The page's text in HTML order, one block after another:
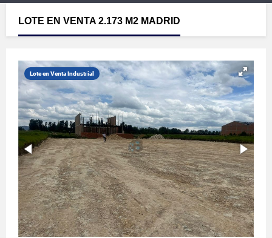
LOTE EN VENTA 2.173 M2 MADRID
Lote en Venta Industrial